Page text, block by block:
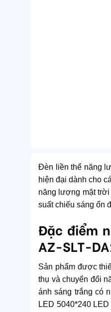
Đèn liền thể năng
hiện đại dành cho
năng lượng mặt trời
suất chiếu sáng ổn
Đặc điểm
AZ-SLT-
Sản phẩm được
thụ và chuyển đổi
ánh sáng trắng có
LED 5040*240